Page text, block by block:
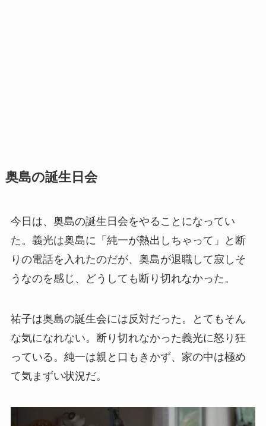
奥島の誕生日会
今日は、奥島の誕生日会をやることになってい
た。義光は奥島に「純一が熱出しちゃって」と断
りの電話を入れたのだが、奥島が退職して寂しそ
うなのを感じ、どうしても断り切れなかった。
祐子は奥島の誕生会には反対だった。とてもそん
な気になれない。断り切れなかった義光に怒り狂
っている。純一は親と口もきかず、家の中は極め
て気まずい状況だ。